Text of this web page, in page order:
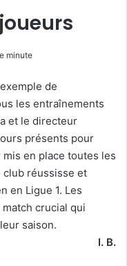
minute
de
les entraînements
et le directeur
présents pour
en place toutes les
réussisse et
en Ligue 1. Les
crucial qui
saison.
I. B.